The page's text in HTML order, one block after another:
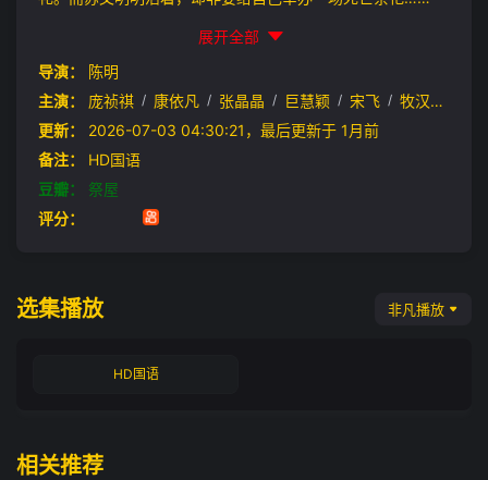
展开全部
导演：
陈明
主演：
庞祯祺 / 康依凡 / 张晶晶 / 巨慧颖 / 宋飞 / 牧汉彧
更新：
2026-07-03 04:30:21，最后更新于 1月前
备注：
HD国语
豆瓣：
祭屋
评分：
选集播放 非凡播放
HD国语
相关推荐